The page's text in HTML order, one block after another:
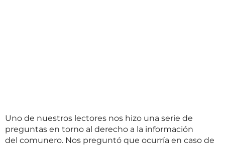
Uno de nuestros lectores nos hizo una serie de
preguntas en torno al derecho a la información
del comunero. Nos preguntó que ocurría en caso de